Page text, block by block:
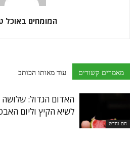
המומחים באוכל
מאמרים קשורים עוד מאותו הכותב
חם וחדש
האדום הגדול: שלושה
לשיא הקיץ וליום